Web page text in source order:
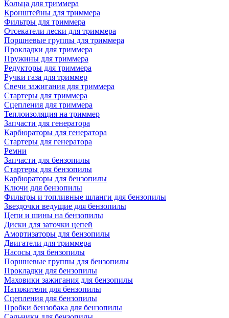
Кольца для триммера
Кронштейны для триммера
Фильтры для триммера
Отсекатели лески для триммера
Поршневые группы для триммера
Прокладки для триммера
Пружины для триммера
Редукторы для триммера
Ручки газа для триммер
Свечи зажигания для триммера
Стартеры для триммера
Сцепления для триммера
Теплоизоляция на триммер
Запчасти для генератора
Карбюраторы для генератора
Стартеры для генератора
Ремни
Запчасти для бензопилы
Стартеры для бензопилы
Карбюраторы для бензопилы
Ключи для бензопилы
Фильтры и топливные шланги для бензопилы
Звездочки ведущие для бензопилы
Цепи и шины на бензопилы
Диски для заточки цепей
Амортизаторы для бензопилы
Двигатели для триммера
Насосы для бензопилы
Поршневые группы для бензопилы
Прокладки для бензопилы
Маховики зажигания для бензопилы
Натяжители для бензопилы
Сцепления для бензопилы
Пробки бензобака для бензопилы